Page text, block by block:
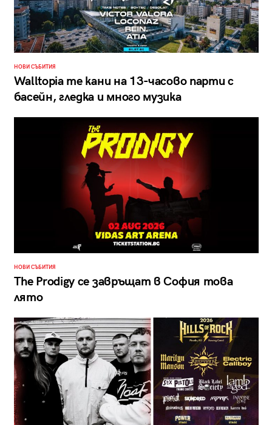
НОВИ СЪБИТИЯ
Walltopia те кани на 13-часово парти с
басейн, гледка и много музика
НОВИ СЪБИТИЯ
The Prodigy се завръщат в София това
лято